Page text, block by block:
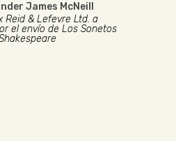
James McNeill
Reid & Lefevre Ltd. a
el envío de Los Sonetos